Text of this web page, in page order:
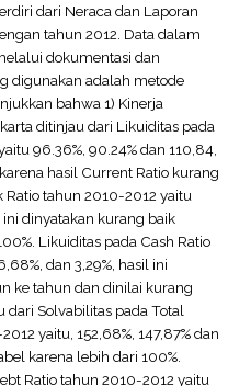
dari Neraca dan Laporan
tahun 2012. Data dalam
dokumentasi dan
digunakan adalah metode
bahwa 1) Kinerja
ditinjau dari Likuiditas pada
96.36%, 90.24% dan 110,84,
hasil Current Ratio kurang
tahun 2010-2012 yaitu
ini dinyatakan kurang baik
Likuiditas pada Cash Ratio
dan 3,29%, hasil ini
ke tahun dan dinilai kurang
dari Solvabilitas pada Total
yaitu, 152,68%, 147,87% dan
karena lebih dari 100%.
Ratio tahun 2010-2012 yaitu